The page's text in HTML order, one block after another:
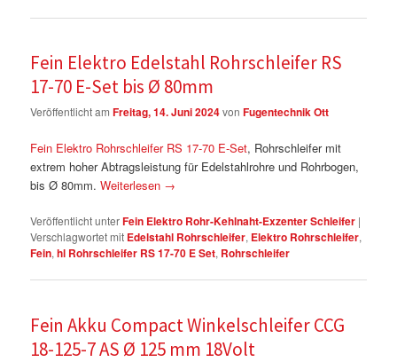
Fein Elektro Edelstahl Rohrschleifer RS
17-70 E-Set bis Ø 80mm
Veröffentlicht amFreitag, 14. Juni 2024vonFugentechnik Ott
Fein Elektro Rohrschleifer RS 17-70 E-Set, Rohrschleifer mit
extrem hoher Abtragsleistung für Edelstahlrohre und Rohrbogen,
bis Ø 80mm.Weiterlesen →
Veröffentlicht unterFein Elektro Rohr-Kehlnaht-Exzenter Schleifer |
Verschlagwortet mit Edelstahl Rohrschleifer, Elektro Rohrschleifer,
Fein,hl Rohrschleifer RS 17-70 E Set, Rohrschleifer
Fein Akku Compact Winkelschleifer CCG
18-125-7 AS Ø 125 mm 18Volt